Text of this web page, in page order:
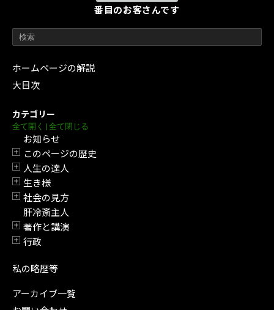
番目のお客さんです
ホームページの解説
大目次
カテゴリー
全て開く | 全て閉じる
お知らせ
開閉
このページの歴史
開閉
人生の達人
開閉
生き様
開閉
社会の見方
肝冷斎主人
開閉
著作と講演
開閉
行政
私の略歴等
アーカイブ一覧